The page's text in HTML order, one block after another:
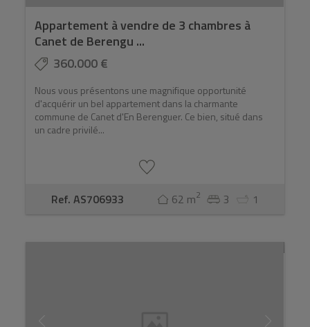
Appartement à vendre de 3 chambres à
Canet de Berengu ...
360.000 €
Nous vous présentons une magnifique opportunité
d'acquérir un bel appartement dans la charmante
commune de Canet d'En Berenguer. Ce bien, situé dans
un cadre privilé...
Ref. AS706933 62 m2 3 1